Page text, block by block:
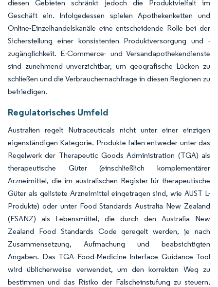
diesen Gebieten schränkt jedoch die Produktvielfalt im
Geschäft ein. Infolgedessen spielen Apothekenketten und
Online-Einzelhandelskanäle eine entscheidende Rolle bei der
Sicherstellung einer konsistenten Produktversorgung und -
zugänglichkeit. E-Commerce- und Versandapothekendienste
sind zunehmend unverzichtbar, um geografische Lücken zu
schließen und die Verbrauchernachfrage in diesen Regionen zu
befriedigen.
Regulatorisches Umfeld
Australien regelt Nutraceuticals nicht unter einer einzigen
eigenständigen Kategorie. Produkte fallen entweder unter das
Regelwerk der Therapeutic Goods Administration (TGA) als
therapeutische Güter (einschließlich komplementärer
Arzneimittel, die im australischen Register für therapeutische
Güter als gelistete Arzneimittel eingetragen sind, wie AUST L-
Produkte) oder unter Food Standards Australia New Zealand
(FSANZ) als Lebensmittel, die durch den Australia New
Zealand Food Standards Code geregelt werden, je nach
Zusammensetzung, Aufmachung und beabsichtigten
Angaben. Das TGA Food-Medicine Interface Guidance Tool
wird üblicherweise verwendet, um den korrekten Weg zu
bestimmen und das Risiko der Falscheinstufung zu steuern,